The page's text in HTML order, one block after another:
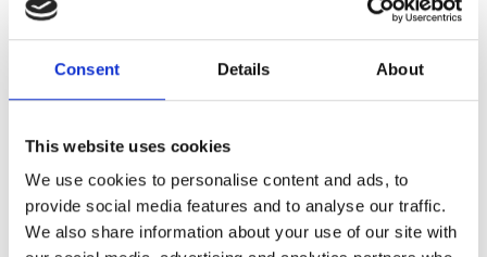
Consent Details About
This website uses cookies
We use cookies to personalise content and ads, to
provide social media features and to analyse our traffic.
We also share information about your use of our site with
ESSENZA DI
VANIGLIA